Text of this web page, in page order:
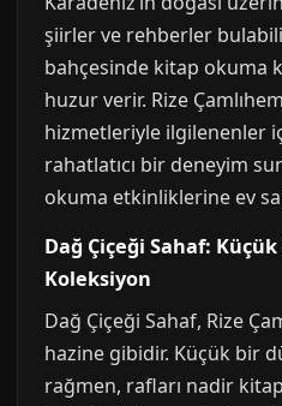
şiirler ve rehberler
bahçesinde kitap okuma
huzur verir. Rize
hizmetleriyle ilgilenenler
rahatlatıcı bir deneyim
okuma etkinliklerine ev
Dağ Çiçeği Sahaf:
Koleksiyon
Dağ Çiçeği Sahaf, Rize
hazine gibidir. Küçük bir
rağmen, rafları nadir